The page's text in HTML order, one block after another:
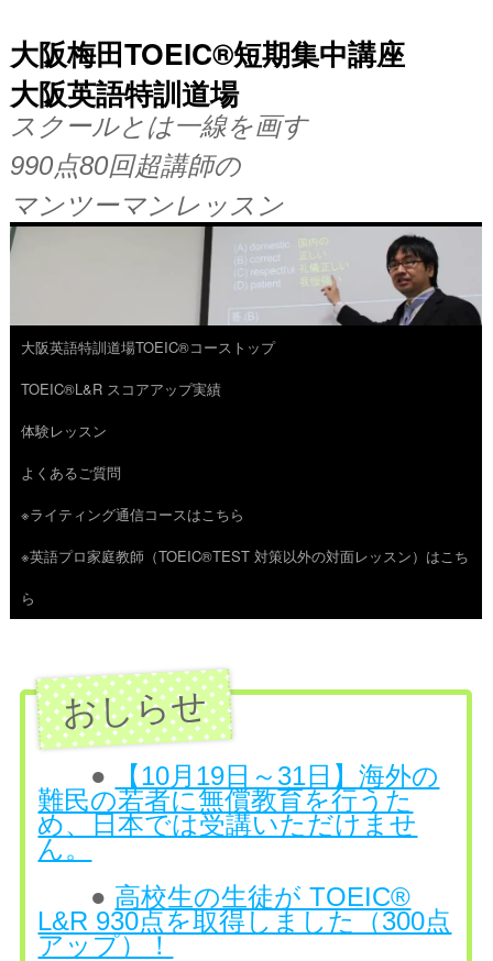
大阪梅田TOEIC®短期集中講座
大阪英語特訓道場
スクールとは一線を画す
990点80回超講師の
マンツーマンレッスン
コ
ン
テ
ン
ツ
へ
ス
大阪英語特訓道場TOEIC®コーストップ
TOEIC®L&R スコアアップ実績
体験レッスン
よくあるご質問
※ライティング通信コースはこちら
※英語プロ家庭教師（TOEIC®TEST 対策以外の対面レッスン）はこち
ら
●
【10月19日～31日】海外の
難民の若者に無償教育を行うた
め、日本では受講いただけませ
ん。
● 高校生の生徒が TOEIC®
L&R 930点を取得しました（300点
アップ）！